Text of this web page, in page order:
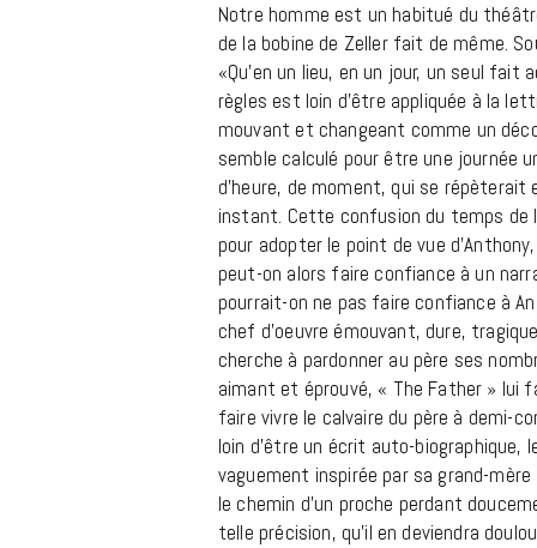
Notre homme est un habitué du
de la bobine de Zeller fait de même.
«Qu’en un lieu, en un jour, un seul
règles est loin d’être appliquée à la
mouvant et changeant comme un
semble calculé pour être une journée
d’heure, de moment, qui se
instant. Cette confusion du temps de
pour adopter le point de vue
peut-on alors faire confiance à un
pourrait-on ne pas faire confiance à
chef d’oeuvre émouvant, dure,
cherche à pardonner au père ses
aimant et éprouvé, « The Father » lui
faire vivre le calvaire du père à demi-
loin d’être un écrit auto-biographique,
vaguement inspirée par sa grand-
le chemin d’un proche perdant
telle précision, qu’il en deviendra